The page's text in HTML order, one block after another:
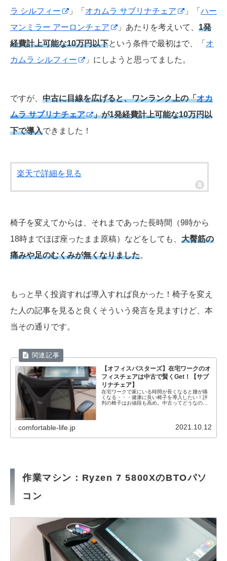
ラ シルフィー
」「 オカムラ サブリナチェア 」「 ハー
マンミラー アーロンチェア
」あたりを考えいて、 1発
経費計上可能な10万円以下という条件で最初はで、「 オ
カムラ シルフィー
」にしようと思ってました。
ですが、 中古に目線を広げると、ワンランク上の「オカ
ムラ サブリナチェア
」が1発経費計上可能な10万円以
下で導入できました！
楽天で詳細を見る
椅子を変えてからは、それまであった長時間（9時から
18時までほぼ座ったまま原稿）などをしても、 大臀筋の
痛みや足のむくみが無くなりました。
もっと早く投資すれば導入すれば良かった！椅子を変え
た人の記事を見ると良くそういう発言を見ますけど、本
当その通りです。
【オフィスバスターズ】在宅ワークのオ
フィスチェアは中古で賢くGet！【サブ
リナチェア】
在宅ワークで家にいる時間が長くなると腰が痛
くなる・・・健康に良い椅子を導入したい！評
判の椅子はお値段も高め。中古ってどうなの？
comfortable-life.jp 2021.10.12
作業マシン：Ryzen 7 5800XのBTOパソ
コン